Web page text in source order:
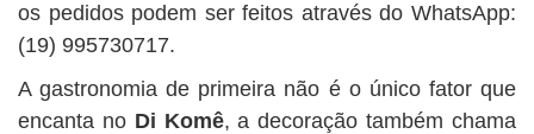
os pedidos podem ser feitos através do WhatsApp:
(19) 995730717.
A gastronomia de primeira não é o único fator que
encanta no Di Komê, a decoração também chama